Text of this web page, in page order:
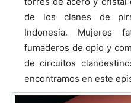
de los clanes de
Indonesia. Mujeres
fumaderos de opio y
de circuitos
encontramos en este